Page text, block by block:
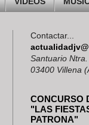
Contactar...
Santuario
03400 Villena
CONCURSO
"LAS
PATRONA"